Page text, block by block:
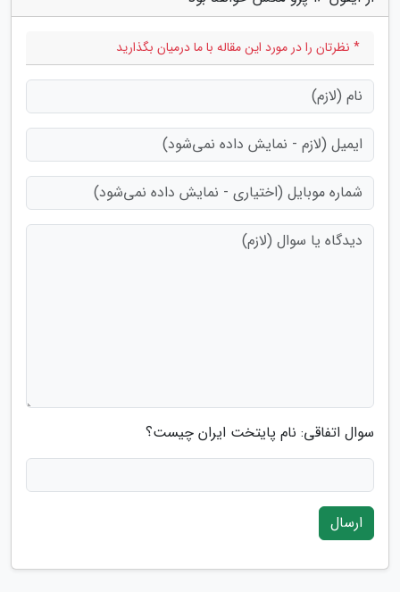
* نظرتان را در مورد این مقاله با ما درمیان بگذارید
سوال اتفاقی: نام پایتخت ایران چیست؟
ارسال